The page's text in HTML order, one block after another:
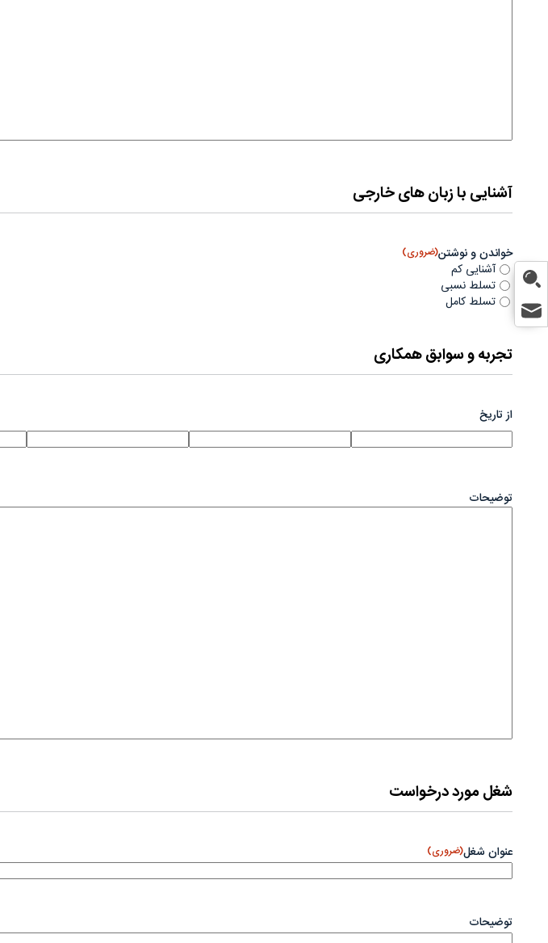
آشنایی با زبان های خارجی
خواندن و نوشتن(ضروری)
آشنایی کم
تسلط نسبی
تسلط کامل
تجربه و سوابق همکاری
از تاریخ
توضیحات
شغل مورد درخواست
عنوان شغل(ضروری)
توضیحات